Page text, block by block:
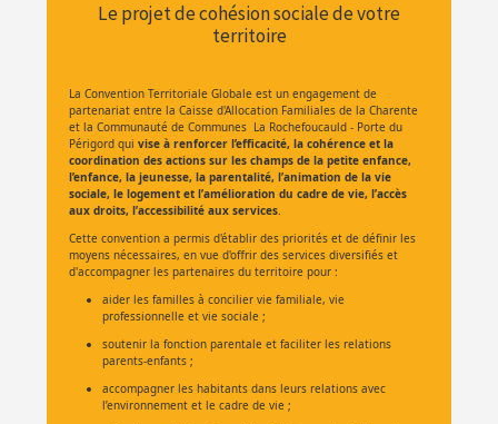
Le projet de cohésion sociale de votre
territoire
La Convention Territoriale Globale est un engagement de
partenariat entre la Caisse d'Allocation Familiales de la Charente
et la Communauté de Communes La Rochefoucauld - Porte du
Périgord quivise à renforcer l’efficacité, la cohérence et la
coordination des actions sur les champs de la petite enfance,
l’enfance, la jeunesse, la parentalité, l’animation de la vie
sociale, le logement et l’amélioration du cadre de vie, l’accès
aux droits, l’accessibilité aux services.
Cette convention a permis d'établir des priorités et de définir les
moyens nécessaires, en vue d'offrir des services diversifiés et
d'accompagner les partenaires du territoire pour :
aider les familles à concilier vie familiale, vie
professionnelle et vie sociale ;
soutenir la fonction parentale et faciliter les relations
parents-enfants ;
accompagner les habitants dans leurs relations avec
l’environnement et le cadre de vie ;